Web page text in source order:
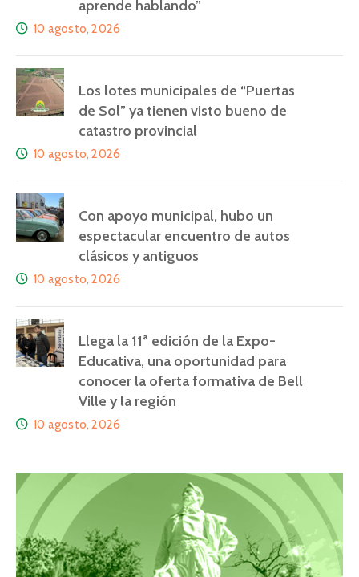
aprende hablando”
10 agosto, 2026
Los lotes municipales de “Puertas
de Sol” ya tienen visto bueno de
catastro provincial
10 agosto, 2026
Con apoyo municipal, hubo un
espectacular encuentro de autos
clásicos y antiguos
10 agosto, 2026
Llega la 11ª edición de la Expo-
Educativa, una oportunidad para
conocer la oferta formativa de Bell
Ville y la región
10 agosto, 2026